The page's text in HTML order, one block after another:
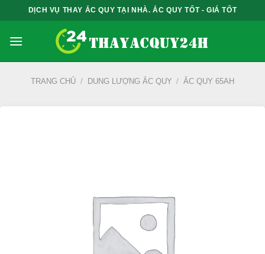
qua
nội
DỊCH VỤ THAY ẮC QUY TẠI NHÀ. ẮC QUY TỐT - GIÁ TỐT
TRANG CHỦ / DUNG LƯỢNG ẮC QUY / ẮC QUY 65AH